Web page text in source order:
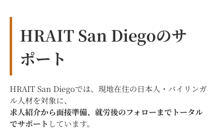
HRAIT San Diegoのサ
ポート
HRAIT San Diegoでは、現地在住の日本人・バイリンガ
ル人材を対象に、
求人紹介から面接準備、就労後のフォローまでトータル
でサポート しています。